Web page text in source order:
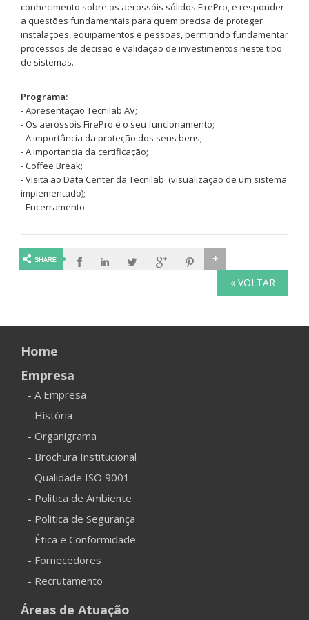
conhecimento sobre os aerossóis sólidos FirePro, e responder
a questões fundamentais para quem precisa de proteger
instalações, equipamentos e pessoas, permitindo fundamentar
processos de decisão e validação de investimentos neste tipo
de sistemas.
Programa:
- Apresentação Tecnilab AV;
- Os aerossois FirePro e o seu funcionamento;
- A importância da proteção dos seus bens;
- A importancia da certificação;
- Coffee Break;
- Visita ao Data Center da Tecnilab (visualização de um sistema
implementado);
- Encerramento.
« VOLTAR
Home
Empresa
- A Empresa
- História
- Organigrama
- Brochura Institucional
- Qualidade ISO 9001
- Politica de Ambiente
- Politica de Segurança
- Ética e Conformidade
- Fornecedores
- Recrutamento
Áreas de Atuação